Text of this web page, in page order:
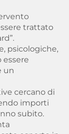
trattato
psicologiche,
essere
un
cercano di
importi
subito.